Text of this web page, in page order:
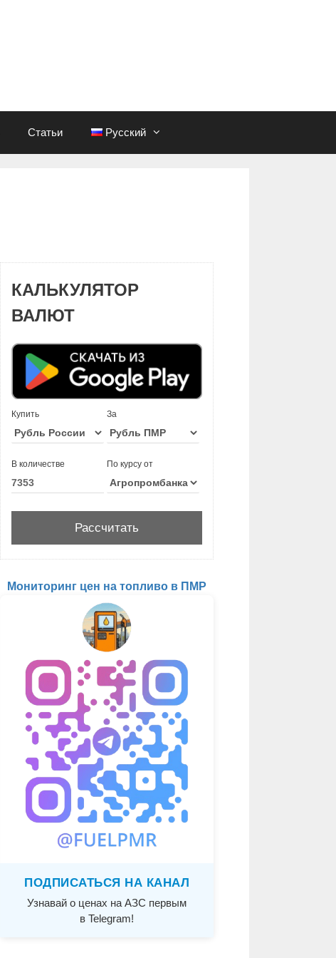
Статьи Русский
КАЛЬКУЛЯТОР
ВАЛЮТ
Купить За
В количестве По курсу от
Мониторинг цен на топливо в ПМР
ПОДПИСАТЬСЯ НА КАНАЛ
Узнавай о ценах на АЗС первым
в Telegram!